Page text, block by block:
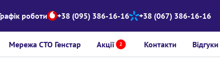
роботи +38 (095) 386-16-16 +38 (067) 386-16-16
Мережа СТО Генстар Акції 2 Контакти Відгуки